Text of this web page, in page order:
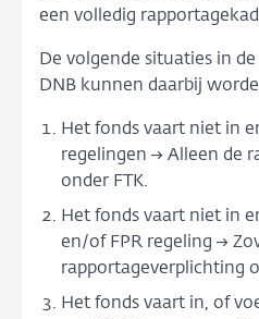
een volledig
De volgende situaties in
DNB kunnen daarbij
Het fonds vaart niet in
regelingen → Alleen de
onder FTK.
Het fonds vaart niet in
en/of FPR regeling →
rapportageverplichting
Het fonds vaart in, of